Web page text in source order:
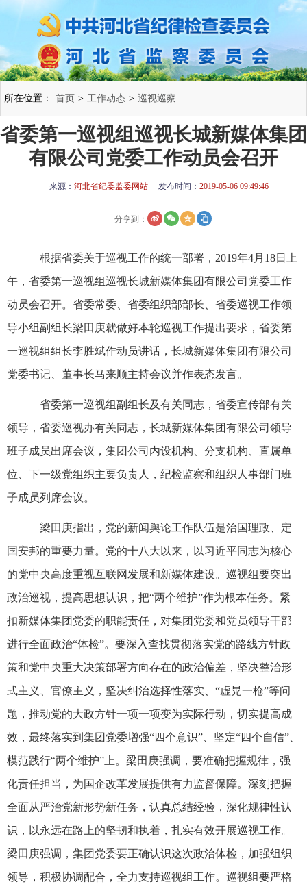
所在位置： 首页 > 工作动态 > 巡视巡察
省委第一巡视组巡视长城新媒体集团
有限公司党委工作动员会召开
来源： 河北省纪委监委网站 发布时间： 2019-05-06 09:49:46
分享到：
根据省委关于巡视工作的统一部署，2019年4月18日上
午，省委第一巡视组巡视长城新媒体集团有限公司党委工作
动员会召开。省委常委、省委组织部部长、省委巡视工作领
导小组副组长梁田庚就做好本轮巡视工作提出要求，省委第
一巡视组组长李胜斌作动员讲话，长城新媒体集团有限公司
党委书记、董事长马来顺主持会议并作表态发言。
省委第一巡视组副组长及有关同志，省委宣传部有关
领导，省委巡视办有关同志，长城新媒体集团有限公司领导
班子成员出席会议，集团公司内设机构、分支机构、直属单
位、下一级党组织主要负责人，纪检监察和组织人事部门班
子成员列席会议。
梁田庚指出，党的新闻舆论工作队伍是治国理政、定
国安邦的重要力量。党的十八大以来，以习近平同志为核心
的党中央高度重视互联网发展和新媒体建设。巡视组要突出
政治巡视，提高思想认识，把“两个维护”作为根本任务。紧
扣新媒体集团党委的职能责任，对集团党委和党员领导干部
进行全面政治“体检”。要深入查找贯彻落实党的路线方针政
策和党中央重大决策部署方向存在的政治偏差，坚决整治形
式主义、官僚主义，坚决纠治选择性落实、“虚晃一枪”等问
题，推动党的大政方针一项一项变为实际行动，切实提高成
效，最终落实到集团党委增强“四个意识”、坚定“四个自信”、
模范践行“两个维护”上。梁田庚强调，要准确把握规律，强
化责任担当，为国企改革发展提供有力监督保障。深刻把握
全面从严治党新形势新任务，认真总结经验，深化规律性认
识，以永远在路上的坚韧和执着，扎实有效开展巡视工作。
梁田庚强调，集团党委要正确认识这次政治体检，加强组织
领导，积极协调配合，全力支持巡视组工作。巡视组要严格